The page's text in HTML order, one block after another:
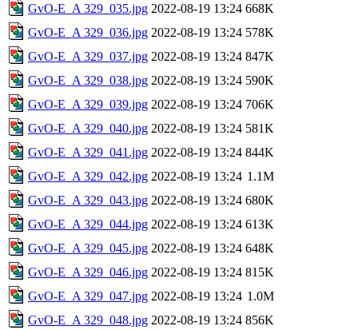
GvO-E_A 329_035.jpg 2022-08-19 13:24 668K
GvO-E_A 329_036.jpg 2022-08-19 13:24 578K
GvO-E_A 329_037.jpg 2022-08-19 13:24 847K
GvO-E_A 329_038.jpg 2022-08-19 13:24 590K
GvO-E_A 329_039.jpg 2022-08-19 13:24 706K
GvO-E_A 329_040.jpg 2022-08-19 13:24 581K
GvO-E_A 329_041.jpg 2022-08-19 13:24 844K
GvO-E_A 329_042.jpg 2022-08-19 13:24 1.1M
GvO-E_A 329_043.jpg 2022-08-19 13:24 680K
GvO-E_A 329_044.jpg 2022-08-19 13:24 613K
GvO-E_A 329_045.jpg 2022-08-19 13:24 648K
GvO-E_A 329_046.jpg 2022-08-19 13:24 815K
GvO-E_A 329_047.jpg 2022-08-19 13:24 1.0M
GvO-E_A 329_048.jpg 2022-08-19 13:24 856K